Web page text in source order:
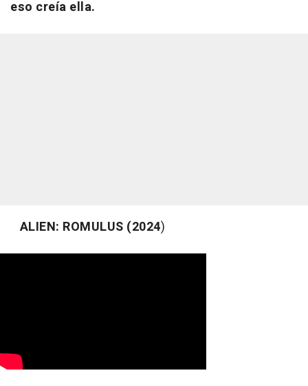
eso creía ella.
ALIEN: ROMULUS (2024)